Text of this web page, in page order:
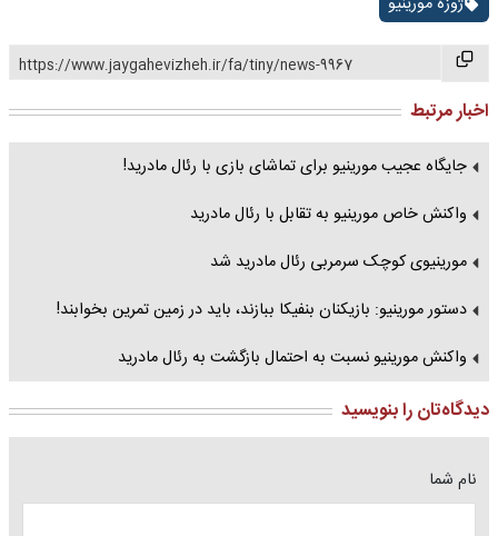
https://www.jaygahevizheh.ir/fa/tiny/news-9967
اخبار مرتبط
جایگاه عجیب مورینیو برای تماشای بازی با رئال مادرید!
واکنش خاص مورینیو به تقابل با رئال مادرید
مورینیوی کوچک سرمربی رئال مادرید شد
دستور مورینیو: بازیکنان بنفیکا ببازند، باید در زمین تمرین بخوابند!
واکنش مورینیو نسبت به احتمال بازگشت به رئال مادرید
دیدگاه‌تان را بنویسید
نام شما